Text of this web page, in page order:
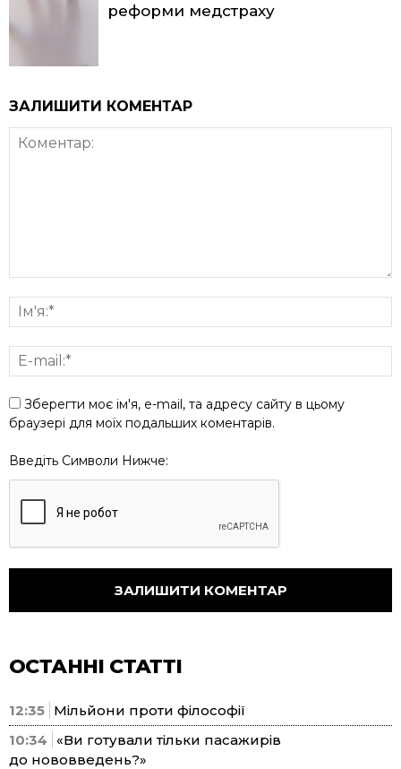
реформи медстраху
ЗАЛИШИТИ КОМЕНТАР
Зберегти моє ім'я, e-mail, та адресу сайту в цьому
браузері для моїх подальших коментарів.
Введіть Символи Нижче:
ОСТАННІ СТАТТІ
12:35 Мільйони проти філософії
10:34
«Ви готували тільки пасажирів
до нововведень?»